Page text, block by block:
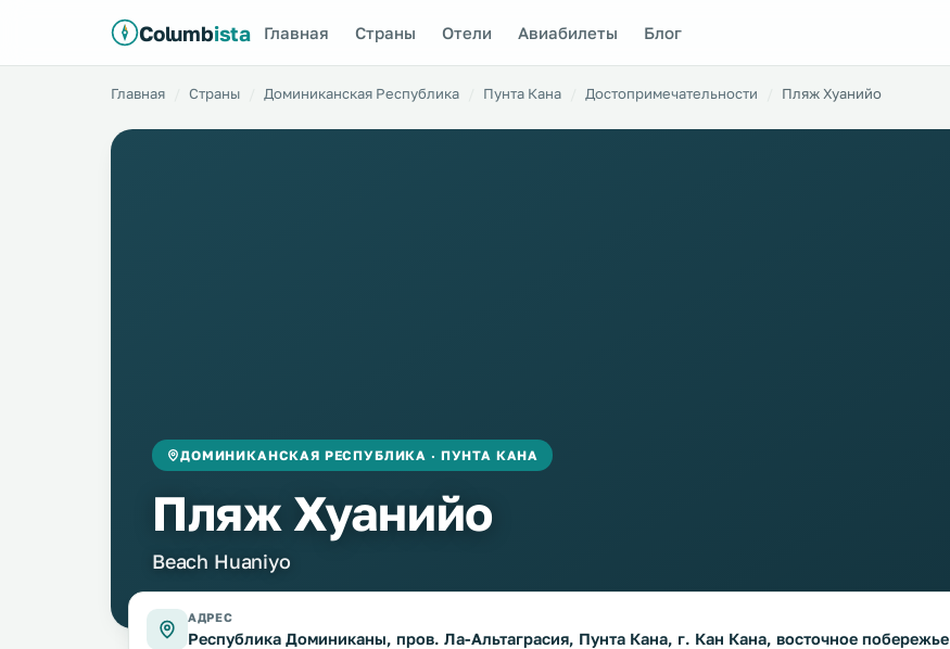
Columbista Главная Страны Отели Авиабилеты Блог
Главная Страны Доминиканская Республика Пунта Кана Достопримечательности Пляж Хуанийо
ДОМИНИКАНСКАЯ РЕСПУБЛИКА · ПУНТА КАНА
Пляж Хуанийо
Beach Huaniyo
АДРЕС
Республика Доминиканы, пров. Ла-Альтаграсия, Пунта Кана, г. Кан Кана, восточное побережье